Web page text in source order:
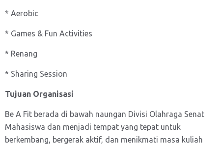
* Aerobic
* Games & Fun Activities
* Renang
* Sharing Session
Tujuan Organisasi
Be A Fit berada di bawah naungan Divisi Olahraga Senat
Mahasiswa dan menjadi tempat yang tepat untuk
berkembang, bergerak aktif, dan menikmati masa kuliah